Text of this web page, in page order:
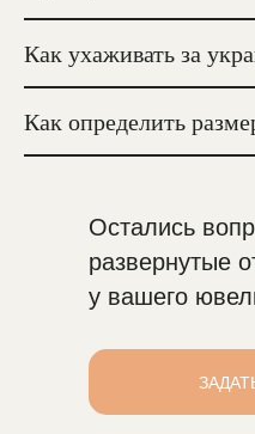
Как ухаживать за
Как определить
Остались
развернутые
у вашего